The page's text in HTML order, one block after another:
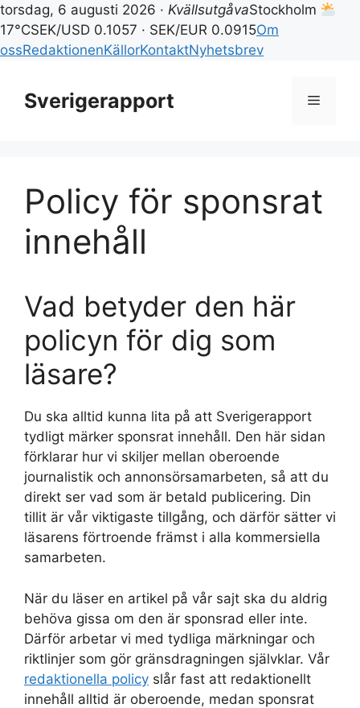
torsdag, 6 augusti 2026 · KvällsutgåvaStockholm
17°CSEK/USD 0.1057 · SEK/EUR 0.0915Om
ossRedaktionenKällorKontaktNyhetsbrev
innehållSverigerapport Meny
Policy för sponsrat
innehåll
Vad betyder den här
policyn för dig som
läsare?
Du ska alltid kunna lita på att Sverigerapport
tydligt märker sponsrat innehåll. Den här sidan
förklarar hur vi skiljer mellan oberoende
journalistik och annonsörsamarbeten, så att du
direkt ser vad som är betald publicering. Din
tillit är vår viktigaste tillgång, och därför sätter vi
läsarens förtroende främst i alla kommersiella
samarbeten.
När du läser en artikel på vår sajt ska du aldrig
behöva gissa om den är sponsrad eller inte.
Därför arbetar vi med tydliga märkningar och
riktlinjer som gör gränsdragningen självklar. Vår
redaktionella policy slår fast att redaktionellt
innehåll alltid är oberoende, medan sponsrat